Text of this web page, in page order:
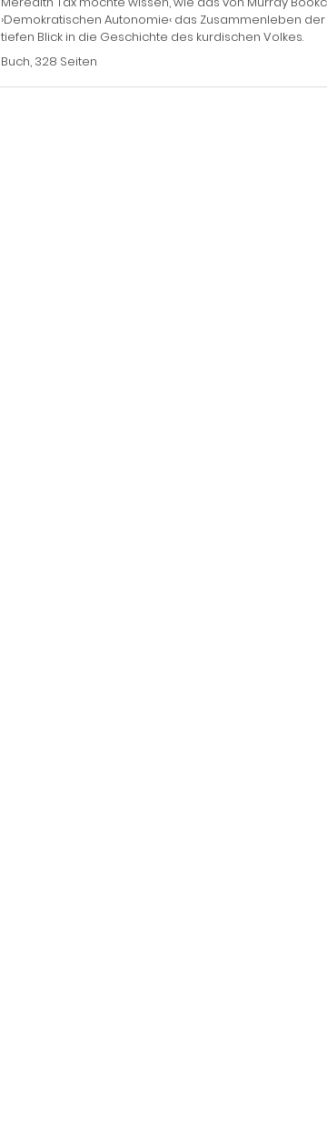
›Demokratischen Autonomie‹ das Zusammenleben
tiefen Blick in die Geschichte des kurdischen Volkes.
Buch, 328 Seiten